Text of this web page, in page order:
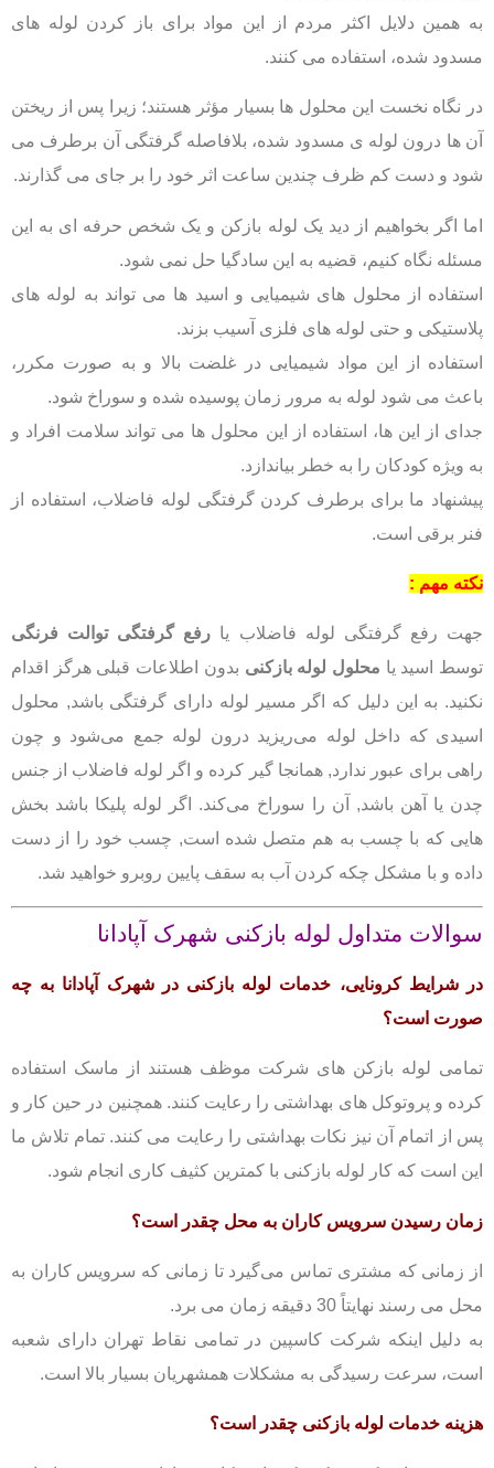
به همین دلایل اکثر مردم از این مواد برای باز کردن لوله های
مسدود شده، استفاده می کنند.
در نگاه نخست این محلول ها بسیار مؤثر هستند؛ زیرا پس از ریختن
آن ها درون لوله ی مسدود شده، بلافاصله گرفتگی آن برطرف می
شود و دست کم ظرف چندین ساعت اثر خود را بر جای می گذارند.
اما اگر بخواهیم از دید یک لوله بازکن و یک شخص حرفه ای به این
مسئله نگاه کنیم، قضیه به این سادگیا حل نمی شود.
استفاده از محلول های شیمیایی و اسید ها می تواند به لوله های
پلاستیکی و حتی لوله های فلزی آسیب بزند.
استفاده از این مواد شیمیایی در غلضت بالا و به صورت مکرر،
باعث می شود لوله به مرور زمان پوسیده شده و سوراخ شود.
جدای از این ها، استفاده از این محلول ها می تواند سلامت افراد و
به ویژه کودکان را به خطر بیاندازد.
پیشنهاد ما برای برطرف کردن گرفتگی لوله فاضلاب، استفاده از
فنر برقی است.
نکته مهم :
جهت رفع گرفتگی لوله فاضلاب یا رفع گرفتگی توالت فرنگی
توسط اسید یا محلول لوله بازکنی بدون اطلاعات قبلی هرگز اقدام
نکنید. به این دلیل که اگر مسیر لوله دارای گرفتگی باشد, محلول
اسیدی که داخل لوله می‌ریزید درون لوله جمع می‌شود و چون
راهی برای عبور ندارد, همانجا گیر کرده و اگر لوله فاضلاب از جنس
چدن یا آهن باشد, آن را سوراخ می‌کند. اگر لوله پلیکا باشد بخش
هایی که با چسب به هم متصل شده است, چسب خود را از دست
داده و با مشکل چکه کردن آب به سقف پایین روبرو خواهید شد.
سوالات متداول لوله بازکنی شهرک آپادانا
در شرایط کرونایی، خدمات لوله بازکنی در شهرک آپادانا به چه
صورت است؟
تمامی لوله بازکن های شرکت موظف هستند از ماسک استفاده
کرده و پروتوکل های بهداشتی را رعایت کنند. همچنین در حین کار و
پس از اتمام آن نیز نکات بهداشتی را رعایت می کنند. تمام تلاش ما
این است که کار لوله بازکنی با کمترین کثیف کاری انجام شود.
زمان رسیدن سرویس کاران به محل چقدر است؟
از زمانی که مشتری تماس می‌گیرد تا زمانی که سرویس کاران به
محل می رسند نهایتاً 30 دقیقه زمان می برد.
به دلیل اینکه شرکت کاسپین در تمامی نقاط تهران دارای شعبه
است، سرعت رسیدگی به مشکلات همشهریان بسیار بالا است.
هزینه خدمات لوله بازکنی چقدر است؟